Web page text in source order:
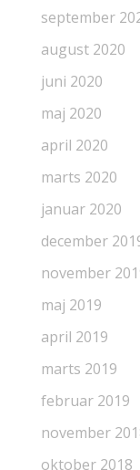
september
august 2020
juni 2020
maj 2020
april 2020
marts 2020
januar 2020
december
november
maj 2019
april 2019
marts 2019
februar 2019
november
oktober 2018